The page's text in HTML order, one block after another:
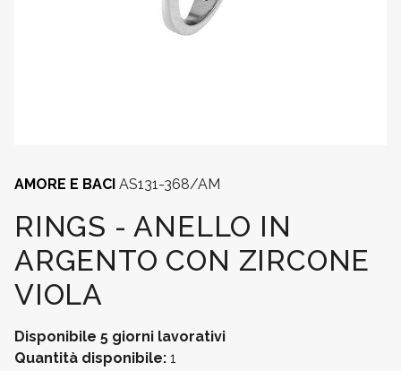
AMORE E BACI AS131-368/AM
RINGS - ANELLO IN
ARGENTO CON ZIRCONE
VIOLA
Disponibile 5 giorni lavorativi
Quantità disponibile: 1